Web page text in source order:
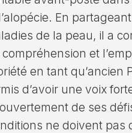
En
de la peau, il a
et
en tant qu’ancien
d’avoir une voix
de ses
ne doivent pas